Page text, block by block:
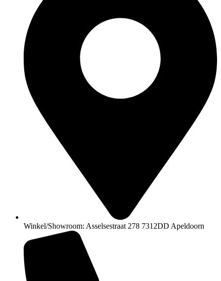
Winkel/Showroom: Asselsestraat 278 7312DD Apeldoorn